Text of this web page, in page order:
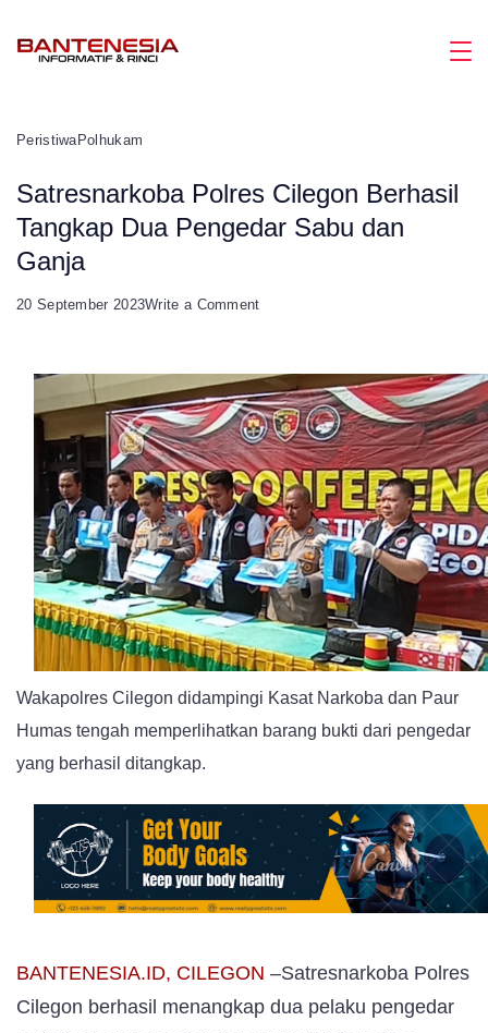
Peristiwa Polhukam
Satresnarkoba Polres Cilegon Berhasil
Tangkap Dua Pengedar Sabu dan
Ganja
20 September 2023Write a Commenton
Cilegon
Berhasil
Tangkap
Dua
Pengedar
Sabu
dan
Ganja
Wakapolres Cilegon didampingi Kasat Narkoba dan Paur
Humas tengah memperlihatkan barang bukti dari pengedar
yang berhasil ditangkap.
BANTENESIA.ID, CILEGON –Satresnarkoba Polres
Cilegon berhasil menangkap dua pelaku pengedar